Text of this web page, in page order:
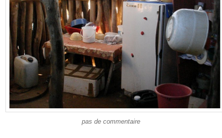
pas de commentaire